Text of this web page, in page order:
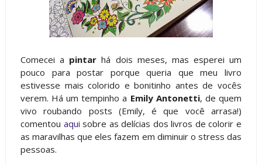
Comecei a pintar há dois meses, mas esperei um
pouco para postar porque queria que meu livro
estivesse mais colorido e bonitinho antes de vocês
verem. Há um tempinho a Emily Antonetti, de quem
vivo roubando posts (Emily, é que você arrasa!)
comentou aqui sobre as delícias dos livros de colorir e
as maravilhas que eles fazem em diminuir o stress das
pessoas.